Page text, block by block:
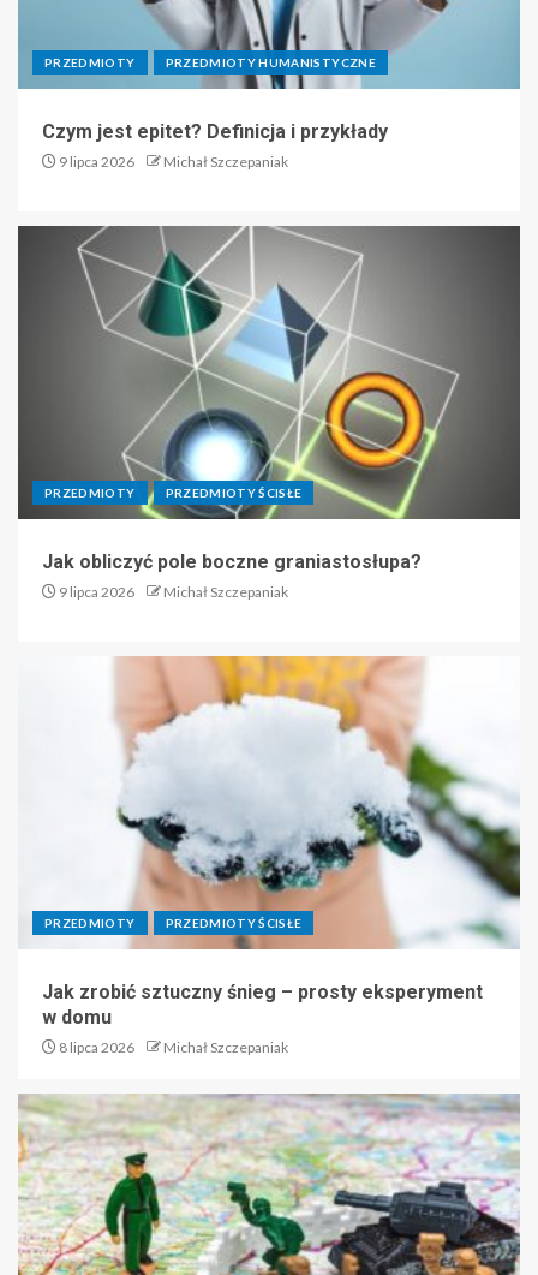
PRZEDMIOTY PRZEDMIOTY HUMANISTYCZNE
Czym jest epitet? Definicja i przykłady
9 lipca 2026 Michał Szczepaniak
PRZEDMIOTY PRZEDMIOTY ŚCISŁE
Jak obliczyć pole boczne graniastosłupa?
9 lipca 2026 Michał Szczepaniak
PRZEDMIOTY PRZEDMIOTY ŚCISŁE
Jak zrobić sztuczny śnieg – prosty eksperyment
w domu
8 lipca 2026 Michał Szczepaniak